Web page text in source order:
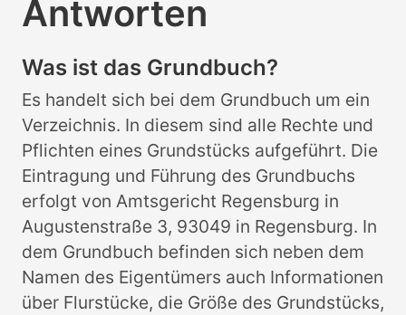
Antworten
Was ist das Grundbuch?
Es handelt sich bei dem Grundbuch um ein
Verzeichnis. In diesem sind alle Rechte und
Pflichten eines Grundstücks aufgeführt. Die
Eintragung und Führung des Grundbuchs
erfolgt von Amtsgericht Regensburg in
Augustenstraße 3, 93049 in Regensburg. In
dem Grundbuch befinden sich neben dem
Namen des Eigentümers auch Informationen
über Flurstücke, die Größe des Grundstücks,